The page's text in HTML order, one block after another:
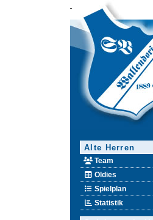
Alte Herren
Team
Oldies
Spielplan
Statistik